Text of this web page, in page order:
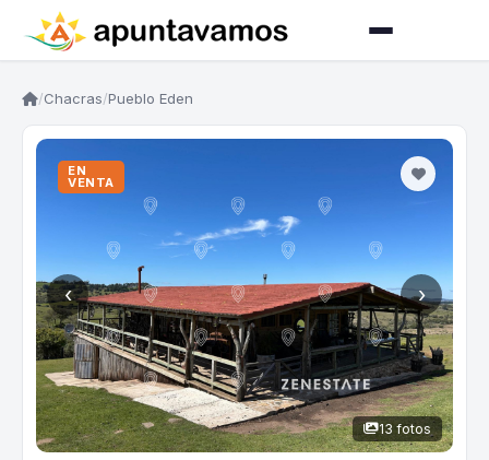
/Chacras/Pueblo Eden
‹ ›
EN
VENTA
13 fotos